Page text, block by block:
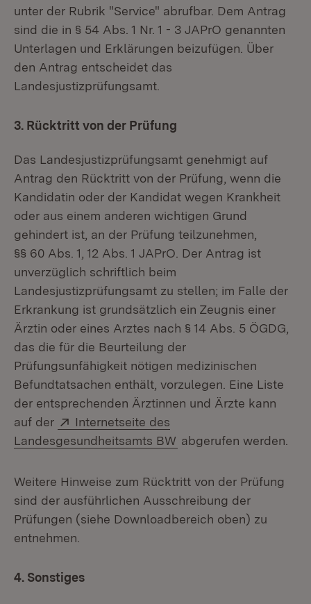
unter der Rubrik "Service" abrufbar. Dem Antrag
sind die in § 54 Abs. 1 Nr. 1 - 3 JAPrO genannten
Unterlagen und Erklärungen beizufügen. Über
den Antrag entscheidet das
Landesjustizprüfungsamt.
3. Rücktritt von der Prüfung
Das Landesjustizprüfungsamt genehmigt auf
Antrag den Rücktritt von der Prüfung, wenn die
Kandidatin oder der Kandidat wegen Krankheit
oder aus einem anderen wichtigen Grund
gehindert ist, an der Prüfung teilzunehmen,
§§ 60 Abs. 1, 12 Abs. 1 JAPrO. Der Antrag ist
unverzüglich schriftlich beim
Landesjustizprüfungsamt zu stellen; im Falle der
Erkrankung ist grundsätzlich ein Zeugnis einer
Ärztin oder eines Arztes nach § 14 Abs. 5 ÖGDG,
das die für die Beurteilung der
Prüfungsunfähigkeit nötigen medizinischen
Befundtatsachen enthält, vorzulegen. Eine Liste
der entsprechenden Ärztinnen und Ärzte kann
auf der
Extern:
Internetseite des
Landesgesundheitsamts BW (Öffnet in neuem
abgerufen werden.
Weitere Hinweise zum Rücktritt von der Prüfung
sind der ausführlichen Ausschreibung der
Prüfungen (siehe Downloadbereich oben) zu
entnehmen.
4. Sonstiges